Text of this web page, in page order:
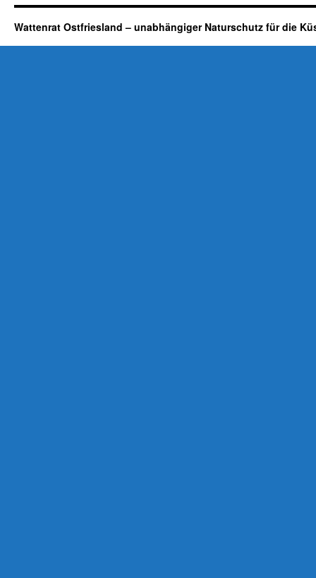
Wattenrat Ostfriesland – unabhängiger Naturschutz für die